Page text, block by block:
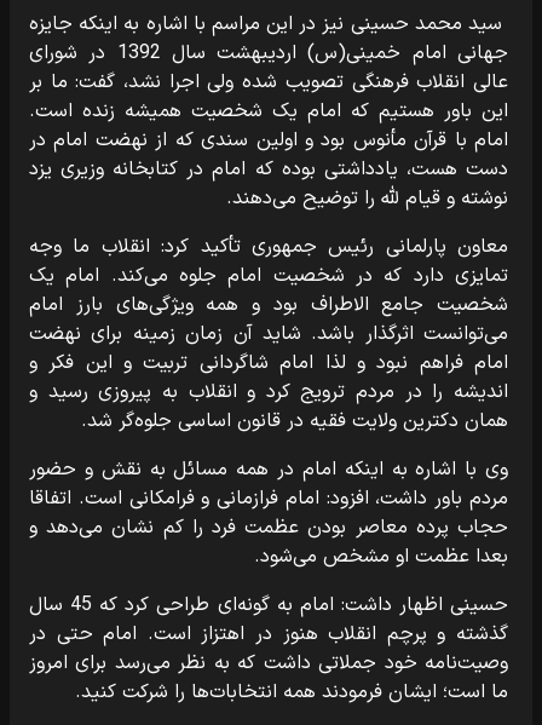
سید محمد حسینی نیز در این مراسم با اشاره به اینکه جایزه
جهانی امام خمینی(س) اردیبهشت سال 1392 در شورای
عالی انقلاب فرهنگی تصویب شده ولی اجرا نشد، گفت: ما بر
این باور هستیم که امام یک شخصیت همیشه زنده است.
امام با قرآن مأنوس بود و اولین سندی که از نهضت امام در
دست هست، یادداشتی بوده که امام در کتابخانه وزیری یزد
نوشته و قیام لله را توضیح می‌دهند.
معاون پارلمانی رئیس جمهوری تأکید کرد: انقلاب ما وجه
تمایزی دارد که در شخصیت امام جلوه می‌کند. امام یک
شخصیت جامع الاطراف بود و همه ویژگی‌های بارز امام
می‌توانست اثرگذار باشد. شاید آن زمان زمینه برای نهضت
امام فراهم نبود و لذا امام شاگردانی تربیت و این فکر و
اندیشه را در مردم ترویج کرد و انقلاب به پیروزی رسید و
همان دکترین ولایت فقیه در قانون اساسی جلوه‌گر شد.
وی با اشاره به اینکه امام در همه مسائل به نقش و حضور
مردم باور داشت، افزود: امام فرازمانی و فرامکانی است. اتفاقا
حجاب پرده معاصر بودن عظمت فرد را کم نشان می‌دهد و
بعدا عظمت او مشخص می‌شود.
حسینی اظهار داشت: امام به گونه‌ای طراحی کرد که 45 سال
گذشته و پرچم انقلاب هنوز در اهتزاز است. امام حتی در
وصیت‌نامه خود جملاتی داشت که به نظر می‌رسد برای امروز
ما است؛ ایشان فرمودند همه انتخابات‌ها را شرکت کنید.